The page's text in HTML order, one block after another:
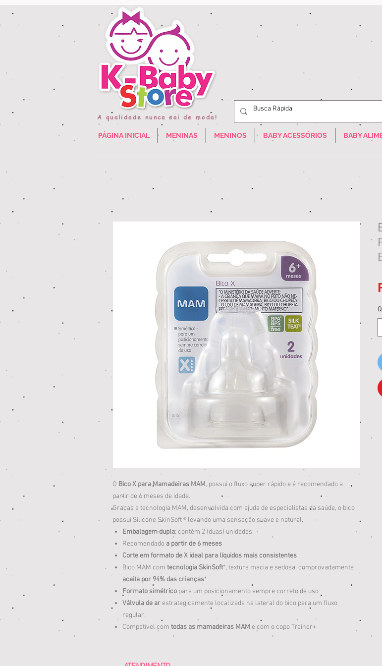
A qualidade nunca sai de moda!
PÁGINA INICIAL MENINAS MENINOS BABY ACESSÓRIOS BABY
O Bico X para Mamadeiras MAM, possui o fluxo super rápido e é recomendado a
partir de 6 meses de idade.
Graças a tecnologia MAM, desenvolvida com ajuda de especialistas da saúde, o bico
possui Silicone SkinSoft ® levando uma sensação suave e natural.
Embalagem dupla: contém 2 (duas) unidades
Recomendado a partir de 6 meses
Corte em formato de X ideal para líquidos mais consistentes
Bico MAM com tecnologia SkinSoft*, textura macia e sedosa, comprovadamente
aceita por 94% das crianças*
Formato simétrico para um posicionamento sempre correto de uso
Válvula de ar estrategicamente localizada na lateral do bico para um fluxo
regular.
Compatível com todas as mamadeiras MAM e com o copo Trainer+